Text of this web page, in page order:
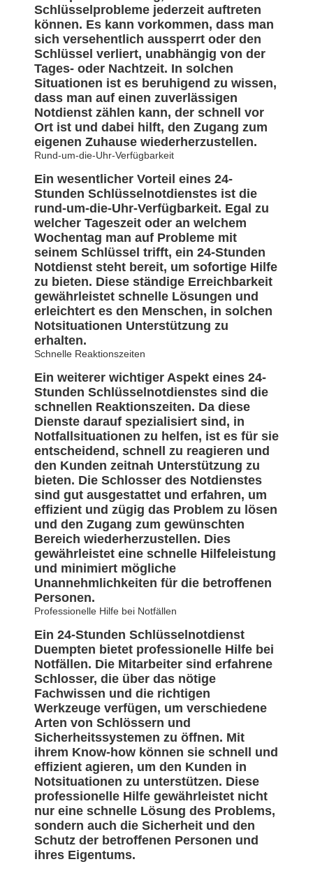
Schlüsselprobleme jederzeit auftreten
können. Es kann vorkommen, dass man
sich versehentlich aussperrt oder den
Schlüssel verliert, unabhängig von der
Tages- oder Nachtzeit. In solchen
Situationen ist es beruhigend zu wissen,
dass man auf einen zuverlässigen
Notdienst zählen kann, der schnell vor
Ort ist und dabei hilft, den Zugang zum
eigenen Zuhause wiederherzustellen.
Rund-um-die-Uhr-Verfügbarkeit
Ein wesentlicher Vorteil eines 24-
Stunden Schlüsselnotdienstes ist die
rund-um-die-Uhr-Verfügbarkeit. Egal zu
welcher Tageszeit oder an welchem
Wochentag man auf Probleme mit
seinem Schlüssel trifft, ein 24-Stunden
Notdienst steht bereit, um sofortige Hilfe
zu bieten. Diese ständige Erreichbarkeit
gewährleistet schnelle Lösungen und
erleichtert es den Menschen, in solchen
Notsituationen Unterstützung zu
erhalten.
Schnelle Reaktionszeiten
Ein weiterer wichtiger Aspekt eines 24-
Stunden Schlüsselnotdienstes sind die
schnellen Reaktionszeiten. Da diese
Dienste darauf spezialisiert sind, in
Notfallsituationen zu helfen, ist es für sie
entscheidend, schnell zu reagieren und
den Kunden zeitnah Unterstützung zu
bieten. Die Schlosser des Notdienstes
sind gut ausgestattet und erfahren, um
effizient und zügig das Problem zu lösen
und den Zugang zum gewünschten
Bereich wiederherzustellen. Dies
gewährleistet eine schnelle Hilfeleistung
und minimiert mögliche
Unannehmlichkeiten für die betroffenen
Personen.
Professionelle Hilfe bei Notfällen
Ein 24-Stunden Schlüsselnotdienst
Duempten bietet professionelle Hilfe bei
Notfällen. Die Mitarbeiter sind erfahrene
Schlosser, die über das nötige
Fachwissen und die richtigen
Werkzeuge verfügen, um verschiedene
Arten von Schlössern und
Sicherheitssystemen zu öffnen. Mit
ihrem Know-how können sie schnell und
effizient agieren, um den Kunden in
Notsituationen zu unterstützen. Diese
professionelle Hilfe gewährleistet nicht
nur eine schnelle Lösung des Problems,
sondern auch die Sicherheit und den
Schutz der betroffenen Personen und
ihres Eigentums.